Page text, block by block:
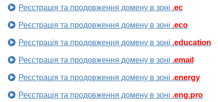
Реєстрація та продовження домену в зоні .ec
Реєстрація та продовження домену в зоні .eco
Реєстрація та продовження домену в зоні .education
Реєстрація та продовження домену в зоні .email
Реєстрація та продовження домену в зоні .energy
Реєстрація та продовження домену в зоні .eng.pro